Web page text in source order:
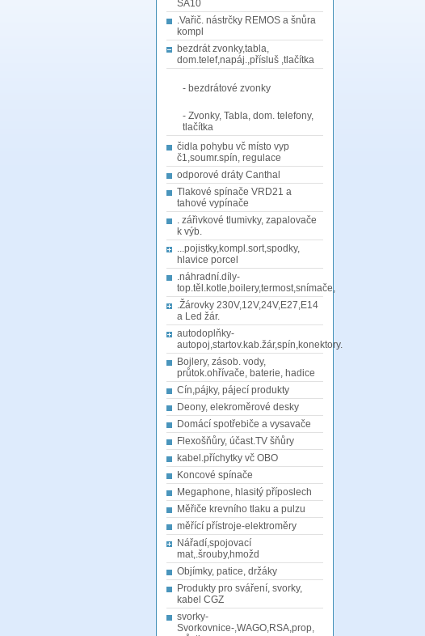
SA10
.Vařič. nástrčky REMOS a šnůra
kompl
bezdrát zvonky,tabla,
dom.telef,napáj.,přísluš ,tlačítka
- bezdrátové zvonky
- Zvonky, Tabla, dom. telefony,
tlačítka
čidla pohybu vč místo vyp
č1,soumr.spín, regulace
odporové dráty Canthal
Tlakové spínače VRD21 a
tahové vypínače
. zářivkové tlumivky, zapalovače
k výb.
...pojistky,kompl.sort,spodky,
hlavice porcel
.náhradní.díly-
top.těl.kotle,boilery,termost,snímače,
.Žárovky 230V,12V,24V,E27,E14
a Led žár.
autodoplňky-
autopoj,startov.kab.žár,spín,konektory.
Bojlery, zásob. vody,
průtok.ohřívače, baterie, hadice
Cín,pájky, pájecí produkty
Deony, elekroměrové desky
Domácí spotřebiče a vysavače
Flexošňůry, účast.TV šňůry
kabel.příchytky vč OBO
Koncové spínače
Megaphone, hlasitý příposlech
Měřiče krevního tlaku a pulzu
měřící přístroje-elektroměry
Nářadí,spojovací
mat,.šrouby,hmožd
Objímky, patice, držáky
Produkty pro sváření, svorky,
kabel CGZ
svorky-
Svorkovnice-,WAGO,RSA,prop,